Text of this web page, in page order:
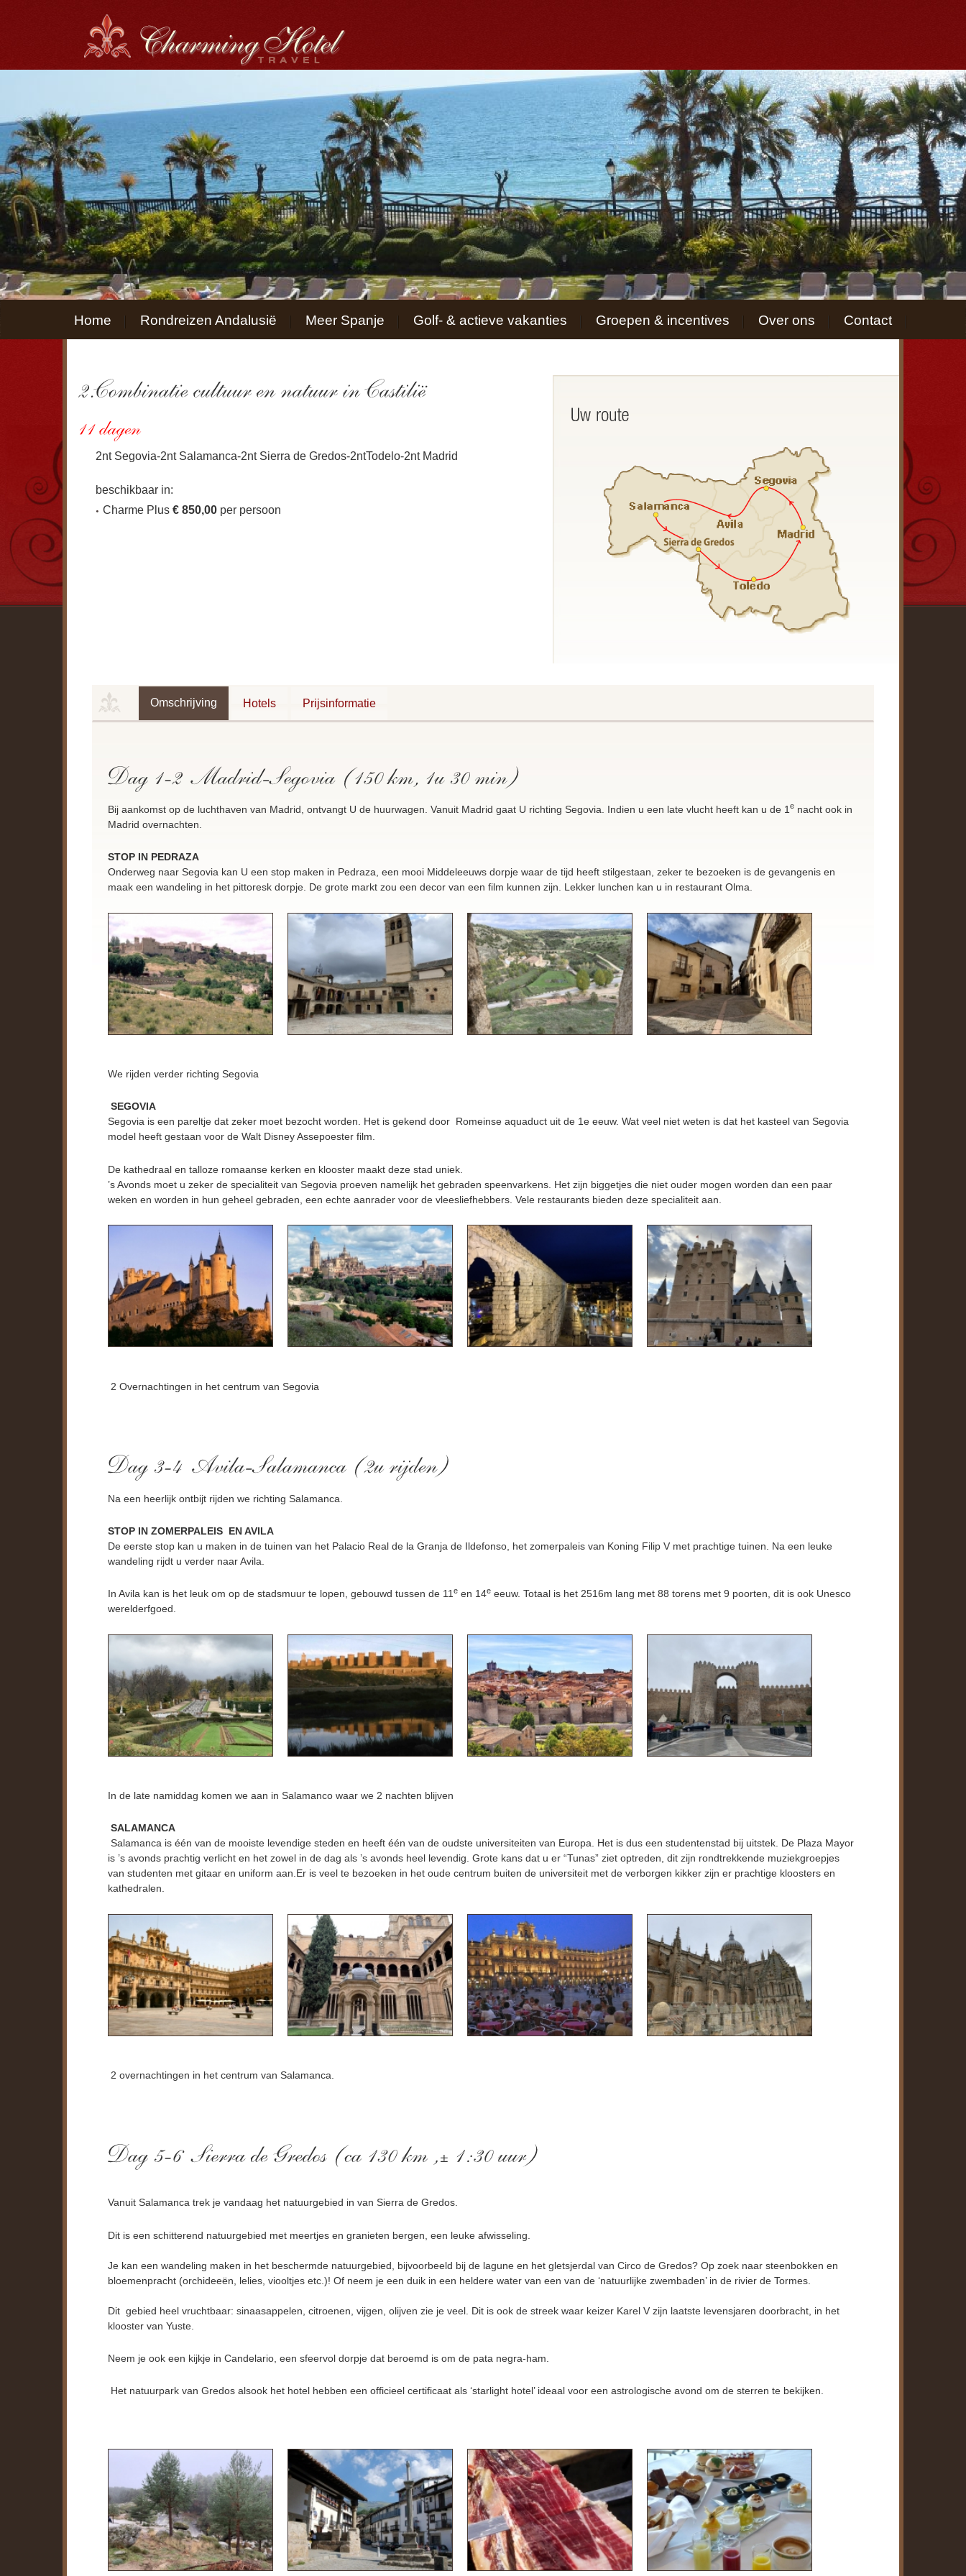
Home Rondreizen Andalusië Meer Spanje Golf- & actieve vakanties Groepen & incentives Over ons Contact
2nt Segovia-2nt Salamanca-2nt Sierra de Gredos-2ntTodelo-2nt Madrid
beschikbaar in:
Charme Plus € 850,00 per persoon
Omschrijving Hotels Prijsinformatie
Bij aankomst op de luchthaven van Madrid, ontvangt U de huurwagen. Vanuit Madrid gaat U richting Segovia. Indien u een late vlucht heeft kan u de 1e nacht ook in
Madrid overnachten.
STOP IN PEDRAZA
Onderweg naar Segovia kan U een stop maken in Pedraza, een mooi Middeleeuws dorpje waar de tijd heeft stilgestaan, zeker te bezoeken is de gevangenis en
maak een wandeling in het pittoresk dorpje. De grote markt zou een decor van een film kunnen zijn. Lekker lunchen kan u in restaurant Olma.
We rijden verder richting Segovia
SEGOVIA
Segovia is een pareltje dat zeker moet bezocht worden. Het is gekend door Romeinse aquaduct uit de 1e eeuw. Wat veel niet weten is dat het kasteel van Segovia
model heeft gestaan voor de Walt Disney Assepoester film.
De kathedraal en talloze romaanse kerken en klooster maakt deze stad uniek.
’s Avonds moet u zeker de specialiteit van Segovia proeven namelijk het gebraden speenvarkens. Het zijn biggetjes die niet ouder mogen worden dan een paar
weken en worden in hun geheel gebraden, een echte aanrader voor de vleesliefhebbers. Vele restaurants bieden deze specialiteit aan.
2 Overnachtingen in het centrum van Segovia
Na een heerlijk ontbijt rijden we richting Salamanca.
STOP IN ZOMERPALEIS EN AVILA
De eerste stop kan u maken in de tuinen van het Palacio Real de la Granja de Ildefonso, het zomerpaleis van Koning Filip V met prachtige tuinen. Na een leuke
wandeling rijdt u verder naar Avila.
In Avila kan is het leuk om op de stadsmuur te lopen, gebouwd tussen de 11e en 14e eeuw. Totaal is het 2516m lang met 88 torens met 9 poorten, dit is ook Unesco
werelderfgoed.
In de late namiddag komen we aan in Salamanco waar we 2 nachten blijven
SALAMANCA
Salamanca is één van de mooiste levendige steden en heeft één van de oudste universiteiten van Europa. Het is dus een studentenstad bij uitstek. De Plaza Mayor
is ’s avonds prachtig verlicht en het zowel in de dag als ’s avonds heel levendig. Grote kans dat u er “Tunas” ziet optreden, dit zijn rondtrekkende muziekgroepjes
van studenten met gitaar en uniform aan.Er is veel te bezoeken in het oude centrum buiten de universiteit met de verborgen kikker zijn er prachtige kloosters en
kathedralen.
2 overnachtingen in het centrum van Salamanca.
Vanuit Salamanca trek je vandaag het natuurgebied in van Sierra de Gredos.
Dit is een schitterend natuurgebied met meertjes en granieten bergen, een leuke afwisseling.
Je kan een wandeling maken in het beschermde natuurgebied, bijvoorbeeld bij de lagune en het gletsjerdal van Circo de Gredos? Op zoek naar steenbokken en
bloemenpracht (orchideeën, lelies, viooltjes etc.)! Of neem je een duik in een heldere water van een van de ‘natuurlijke zwembaden’ in de rivier de Tormes.
Dit gebied heel vruchtbaar: sinaasappelen, citroenen, vijgen, olijven zie je veel. Dit is ook de streek waar keizer Karel V zijn laatste levensjaren doorbracht, in het
klooster van Yuste.
Neem je ook een kijkje in Candelario, een sfeervol dorpje dat beroemd is om de pata negra-ham.
Het natuurpark van Gredos alsook het hotel hebben een officieel certificaat als ‘starlight hotel’ ideaal voor een astrologische avond om de sterren te bekijken.